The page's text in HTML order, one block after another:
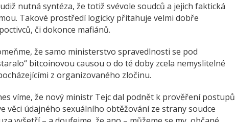
nutná syntéza, že totiž svévole soudců a jejich faktická
Takové prostředí logicky přitahuje velmi dobře
či dokonce mafiánů.
že samo ministerstvo spravedlnosti se pod
bitcoinovou causou o do té doby zcela nemyslitelné
z organizovaného zločinu.
víme, že nový ministr Tejc dal podnět k prověření postupů
věci údajného sexuálního obtěžování ze strany soudce